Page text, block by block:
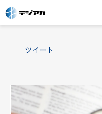
よ
ツイート